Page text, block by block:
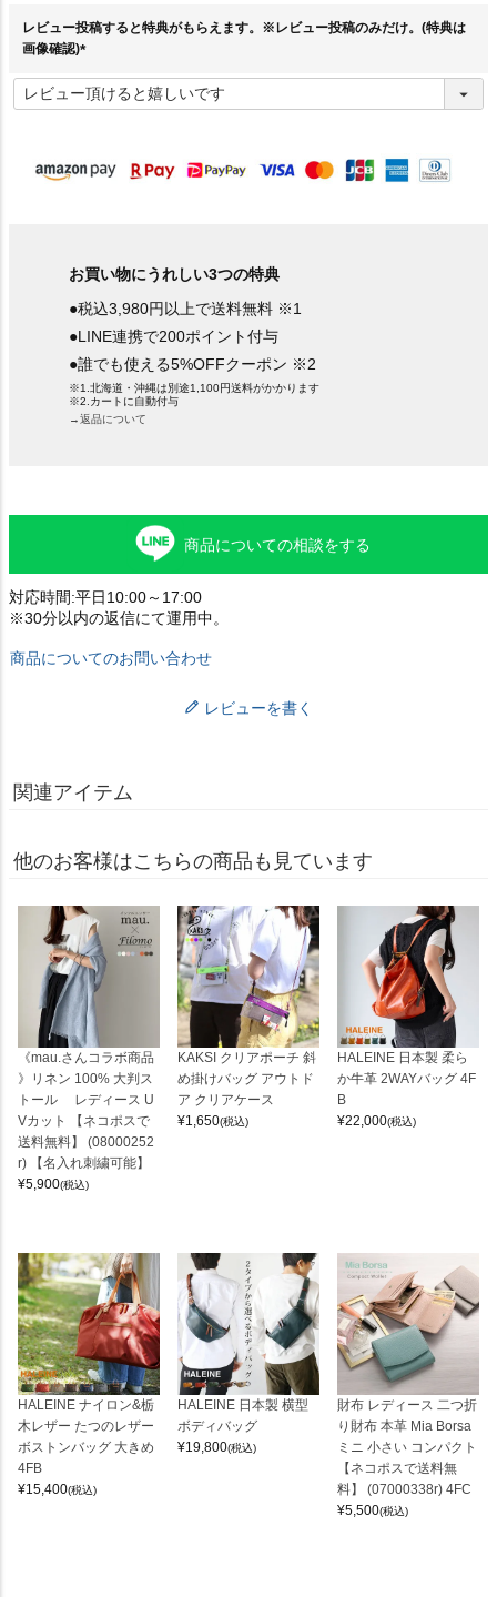
レビュー投稿すると特典がもらえます。※レビュー投稿のみだけ。(特典は
画像確認)
必
須
お買い物にうれしい3つの特典
●税込3,980円以上で送料無料 ※1
●LINE連携で200ポイント付与
●誰でも使える5%OFFクーポン ※2
※1.北海道・沖縄は別途1,100円送料がかかります
※2.カートに自動付与
→返品について
商品についての相談をする
対応時間:平日10:00～17:00
※30分以内の返信にて運用中。
商品についてのお問い合わせ
レビューを書く
関連アイテム
他のお客様はこちらの商品も見ています
《mau.さんコラボ商品
》リネン 100% 大判ス
トール レディース U
Vカット 【ネコポスで
送料無料】 (08000252
r) 【名入れ刺繍可能】
¥5,900(税込)
KAKSI クリアポーチ 斜
め掛けバッグ アウトド
ア クリアケース
¥1,650(税込)
HALEINE 日本製 柔ら
か牛革 2WAYバッグ 4F
B
¥22,000(税込)
HALEINE ナイロン&栃
木レザー たつのレザー
ボストンバッグ 大きめ
4FB
¥15,400(税込)
HALEINE 日本製 横型
ボディバッグ
¥19,800(税込)
財布 レディース 二つ折
り財布 本革 Mia Borsa
ミニ 小さい コンパクト
【ネコポスで送料無
料】 (07000338r) 4FC
¥5,500(税込)